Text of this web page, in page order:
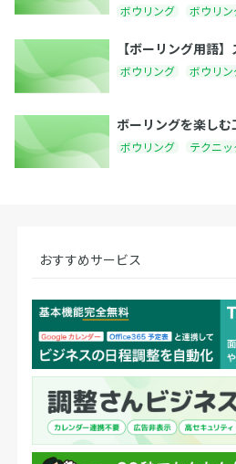
ボウリング ボウリ
【ボーリング用語
ボウリング ボウリ
ボーリングを楽しむ
ボウリング テクニッ
おすすめサービス